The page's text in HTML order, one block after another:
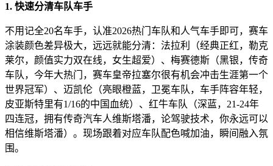
1. 快速分清车队车手
不用记全20名车手，认准2026热门车队和人气车手即可，赛车
涂装颜色差异极大，远远就能分清：法拉利（经典正红，勒克
莱尔，颜值实力双在线，女生超爱）、梅赛德斯（黑银，传奇
车队，今年大热门，赛车皇帝拉塞尔很有机会冲击生涯第一个
世界冠军）、迈凯伦（亮眼橙蓝，卫冕车队，车手阵容年轻，
皮亚斯特里有1/16的中国血统）、红牛车队（深蓝，21-24年
四连冠，拥有传奇汽车人维斯塔潘，论驾驶技术，你永远可以
相信维斯塔潘）。现场跟着对应车队配色喊加油，瞬间融入氛
围。